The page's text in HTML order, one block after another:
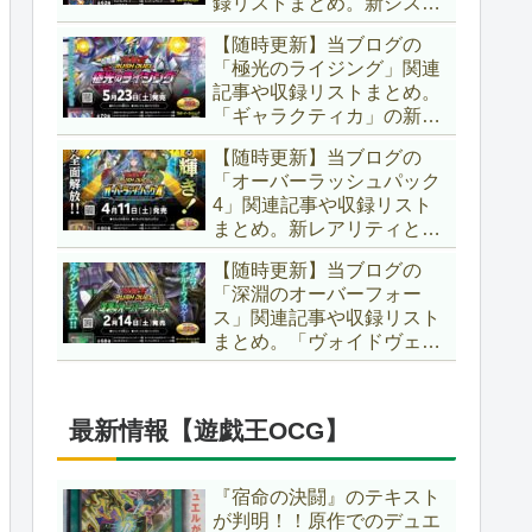
場です！！【遊戯王ラッシ
ュデュエル】
ム「ユニオンフュージョ
ン」の登場により、ようや
く原作さながらの「ＸＹ
Ｚ」が使用可能となりまし
た！！【遊戯王ラッシュデ
ュエル】
【随時更新】当ブログの
「極光のライジング」関連
記事や収録リストまとめ。
「ギャラクティカ」の新た
なフュージョンモンスター
やイラスト違い、「報道」
の強化に加え、幻竜族の新
テーマ「纏竜」も登場で
す！！【遊戯王ラッシュデ
ュエル】
【随時更新】当ブログの
「オーバーラッシュパック
4」関連記事や収録リスト
まとめ。新レアリティとし
てフルオーバーラッシュレ
ア仕様が初登場！！そし
て、OCGの大人気テーマ
「霊使い」も同時に実装さ
れています！！【遊戯王ラ
【随時更新】当ブログの
「深淵のオーバーフォー
ス」関連記事や収録リスト
まとめ。「ヴォイドヴェル
グ」や「夢中」、「ラ
「コスモス姫」などの人気
テーマ強化に加え、「冥
跡」もテーマ化です！！
【遊戯王ラッシュデュエ
ル】
最新情報【遊戯王OCG】
『宿命の決闘』のテキスト
が判明！！原作でのデュエ